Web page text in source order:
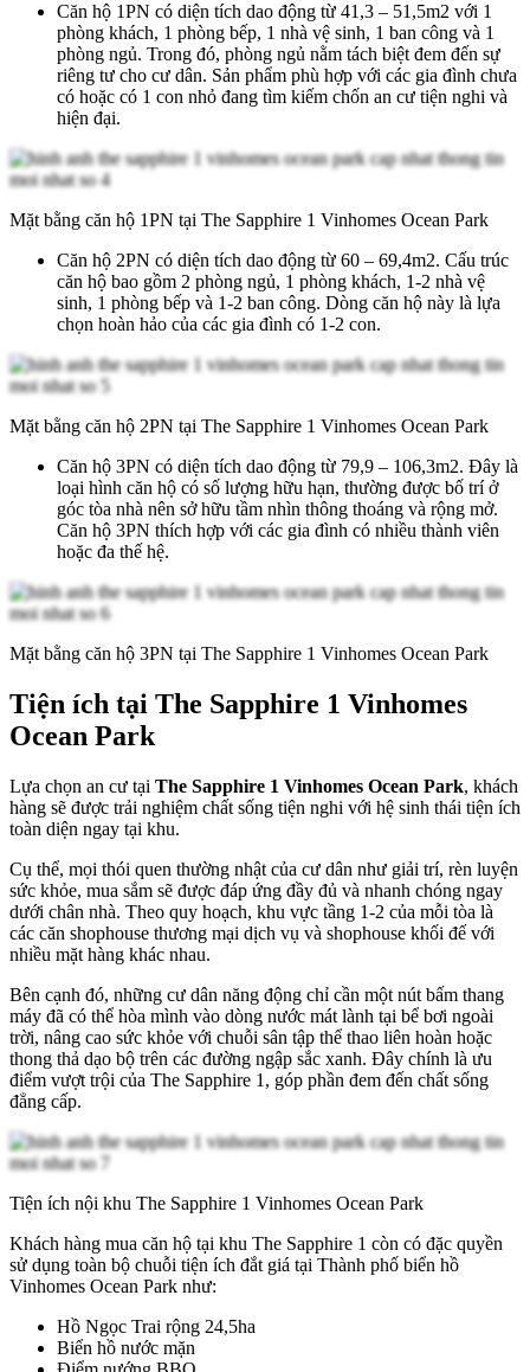
Căn hộ 1PN có diện tích dao động từ 41,3 – 51,5m2 với 1
phòng khách, 1 phòng bếp, 1 nhà vệ sinh, 1 ban công và 1
phòng ngủ. Trong đó, phòng ngủ nằm tách biệt đem đến sự
riêng tư cho cư dân. Sản phẩm phù hợp với các gia đình chưa
có hoặc có 1 con nhỏ đang tìm kiếm chốn an cư tiện nghi và
hiện đại.
Mặt bằng căn hộ 1PN tại The Sapphire 1 Vinhomes Ocean Park
Căn hộ 2PN có diện tích dao động từ 60 – 69,4m2. Cấu trúc
căn hộ bao gồm 2 phòng ngủ, 1 phòng khách, 1-2 nhà vệ
sinh, 1 phòng bếp và 1-2 ban công. Dòng căn hộ này là lựa
chọn hoàn hảo của các gia đình có 1-2 con.
Mặt bằng căn hộ 2PN tại The Sapphire 1 Vinhomes Ocean Park
Căn hộ 3PN có diện tích dao động từ 79,9 – 106,3m2. Đây là
loại hình căn hộ có số lượng hữu hạn, thường được bố trí ở
góc tòa nhà nên sở hữu tầm nhìn thông thoáng và rộng mở.
Căn hộ 3PN thích hợp với các gia đình có nhiều thành viên
hoặc đa thế hệ.
Mặt bằng căn hộ 3PN tại The Sapphire 1 Vinhomes Ocean Park
Tiện ích tại The Sapphire 1 Vinhomes
Ocean Park
Lựa chọn an cư tại The Sapphire 1 Vinhomes Ocean Park, khách
hàng sẽ được trải nghiệm chất sống tiện nghi với hệ sinh thái tiện ích
toàn diện ngay tại khu.
Cụ thể, mọi thói quen thường nhật của cư dân như giải trí, rèn luyện
sức khỏe, mua sắm sẽ được đáp ứng đầy đủ và nhanh chóng ngay
dưới chân nhà. Theo quy hoạch, khu vực tầng 1-2 của mỗi tòa là
các căn shophouse thương mại dịch vụ và shophouse khối đế với
nhiều mặt hàng khác nhau.
Bên cạnh đó, những cư dân năng động chỉ cần một nút bấm thang
máy đã có thể hòa mình vào dòng nước mát lành tại bể bơi ngoài
trời, nâng cao sức khỏe với chuỗi sân tập thể thao liên hoàn hoặc
thong thả dạo bộ trên các đường ngập sắc xanh. Đây chính là ưu
điểm vượt trội của The Sapphire 1, góp phần đem đến chất sống
đẳng cấp.
Tiện ích nội khu The Sapphire 1 Vinhomes Ocean Park
Khách hàng mua căn hộ tại khu The Sapphire 1 còn có đặc quyền
sử dụng toàn bộ chuỗi tiện ích đắt giá tại Thành phố biển hồ
Vinhomes Ocean Park như:
Hồ Ngọc Trai rộng 24,5ha
Biển hồ nước mặn